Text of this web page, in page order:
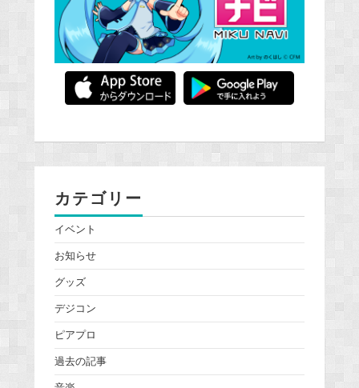
カテゴリー
イベント
お知らせ
グッズ
デジコン
ピアプロ
過去の記事